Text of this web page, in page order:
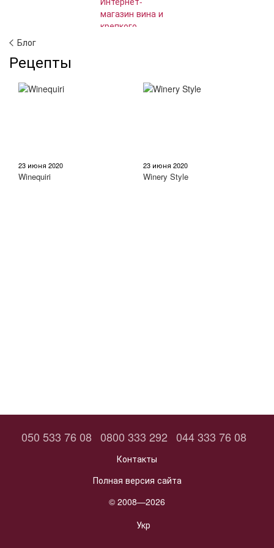
Блог
Рецепты
23 июня 2020
Winequiri
23 июня 2020
Winery Style
050 533 76 08 0800 333 292 044 333 76 08
Контакты
Полная версия сайта
© 2008—2026
Укр